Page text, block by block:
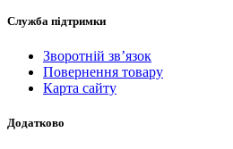
Служба підтримки
Зворотній зв’язок
Повернення товару
Карта сайту
Додатково